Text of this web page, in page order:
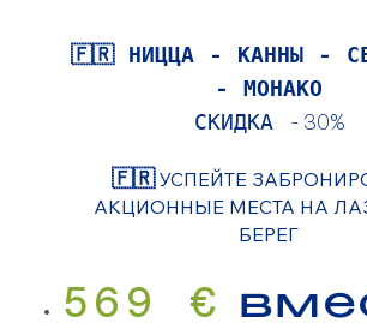
🇫🇷 НИЦЦА - КАННЫ -
- МОНАКО
СКИДКА -30%
🇫🇷УСПЕЙТЕ
АКЦИОННЫЕ МЕСТА НА
БЕРЕГ
569 €